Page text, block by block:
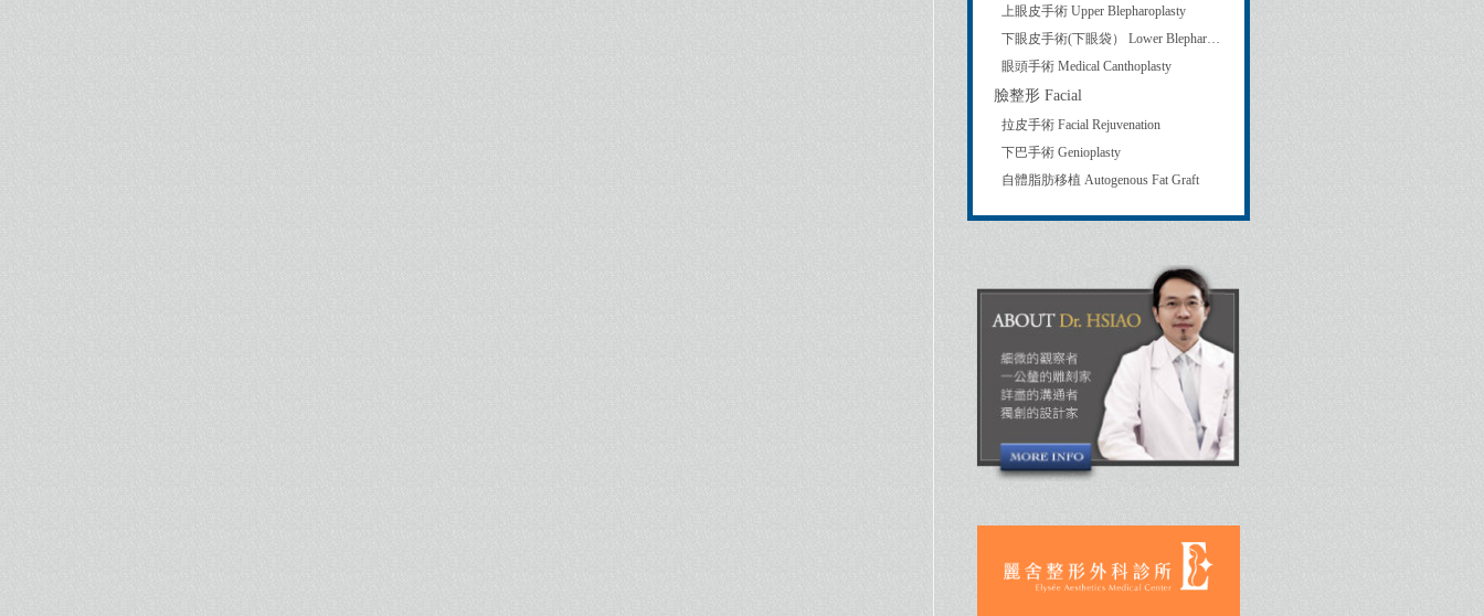
上眼皮手術 Upper Blepharoplasty
下眼皮手術(下眼袋） Lower Blepharoplasty
眼頭手術 Medical Canthoplasty
臉整形 Facial
拉皮手術 Facial Rejuvenation
下巴手術 Genioplasty
自體脂肪移植 Autogenous Fat Graft